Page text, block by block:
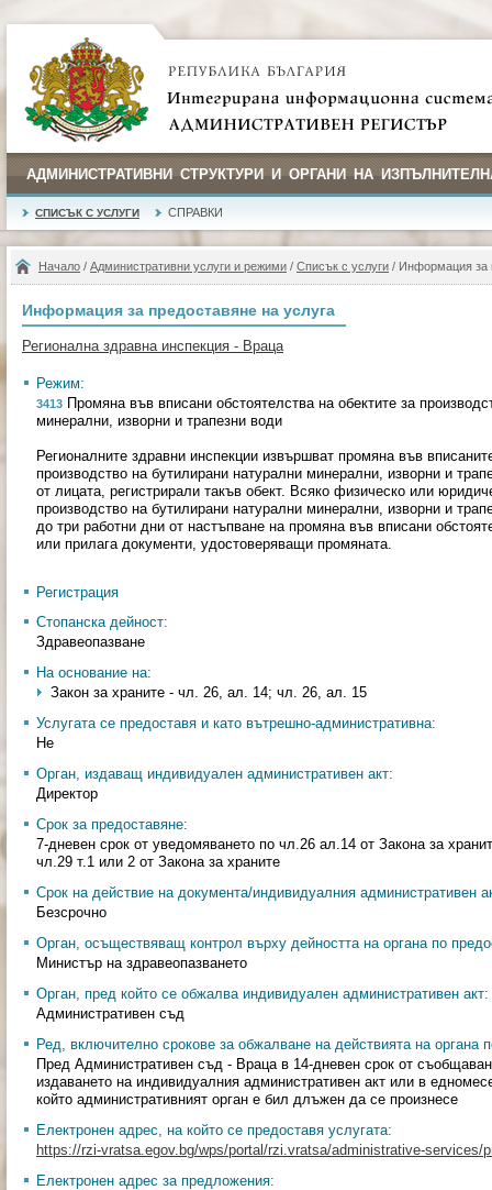
АДМИНИСТРАТИВНИ СТРУКТУРИ И ОРГАНИ НА
СПИСЪК С УСЛУГИ СПРАВКИ
Начало / Административни услуги и режими / Списък с услуги / Информация за
Информация за предоставяне на услуга
Регионална здравна инспекция - Враца
Режим:
3413 Промяна във вписани обстоятелства на обектите за
минерални, изворни и трапезни води
Регионалните здравни инспекции извършват промяна във
производство на бутилирани натурални минерални, изворни и
от лицата, регистрирали такъв обект. Всяко физическо или
производство на бутилирани натурални минерални, изворни и
до три работни дни от настъпване на промяна във вписани
или прилага документи, удостоверяващи промяната.
Регистрация
Стопанска дейност:
Здравеопазване
На основание на:
Закон за храните - чл. 26, ал. 14; чл. 26, ал. 15
Услугата се предоставя и като вътрешно-административна:
Не
Орган, издаващ индивидуален административен акт:
Директор
Срок за предоставяне:
7-дневен срок от уведомяването по чл.26 ал.14 от Закона за
чл.29 т.1 или 2 от Закона за храните
Срок на действие на документа/индивидуалния административен
Безсрочно
Орган, осъществяващ контрол върху дейността на органа по
Министър на здравеопазването
Орган, пред който се обжалва индивидуален административен акт:
Административен съд
Ред, включително срокове за обжалване на действията на органа
Пред Административен съд - Враца в 14-дневен срок от
издаването на индивидуалния административен акт или в
който административният орган е бил длъжен да се произнесе
Електронен адрес, на който се предоставя услугата:
https://rzi-vratsa.egov.bg/wps/portal/rzi.vratsa/administrative-services/
Електронен адрес за предложения: